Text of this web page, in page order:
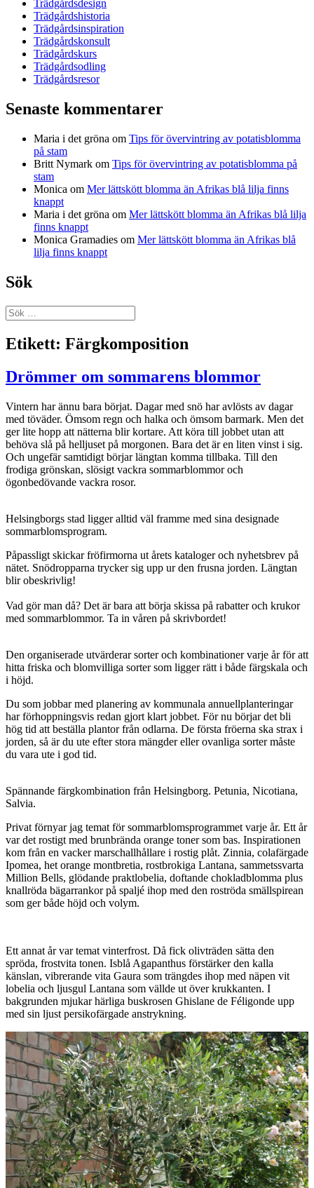
Trädgårdsdesign
Trädgårdshistoria
Trädgårdsinspiration
Trädgårdskonsult
Trädgårdskurs
Trädgårdsodling
Trädgårdsresor
Senaste kommentarer
Maria i det gröna om Tips för övervintring av potatisblomma
på stam
Britt Nymark om Tips för övervintring av potatisblomma på
stam
Monica om Mer lättskött blomma än Afrikas blå lilja finns
knappt
Maria i det gröna om Mer lättskött blomma än Afrikas blå lilja
finns knappt
Monica Gramadies om Mer lättskött blomma än Afrikas blå
lilja finns knappt
Sök
Sök
efter:
Etikett: Färgkomposition
Drömmer om sommarens blommor
Vintern har ännu bara börjat. Dagar med snö har avlösts av dagar
med töväder. Ömsom regn och halka och ömsom barmark. Men det
ger lite hopp att nätterna blir kortare. Att köra till jobbet utan att
behöva slå på helljuset på morgonen. Bara det är en liten vinst i sig.
Och ungefär samtidigt börjar längtan komma tillbaka. Till den
frodiga grönskan, slösigt vackra sommarblommor och
ögonbedövande vackra rosor.
Helsingborgs stad ligger alltid väl framme med sina designade
sommarblomsprogram.
Påpassligt skickar fröfirmorna ut årets kataloger och nyhetsbrev på
nätet. Snödropparna trycker sig upp ur den frusna jorden. Längtan
blir obeskrivlig!
Vad gör man då? Det är bara att börja skissa på rabatter och krukor
med sommarblommor. Ta in våren på skrivbordet!
Den organiserade utvärderar sorter och kombinationer varje år för att
hitta friska och blomvilliga sorter som ligger rätt i både färgskala och
i höjd.
Du som jobbar med planering av kommunala annuellplanteringar
har förhoppningsvis redan gjort klart jobbet. För nu börjar det bli
hög tid att beställa plantor från odlarna. De första fröerna ska strax i
jorden, så är du ute efter stora mängder eller ovanliga sorter måste
du vara ute i god tid.
Spännande färgkombination från Helsingborg. Petunia, Nicotiana,
Salvia.
Privat förnyar jag temat för sommarblomsprogrammet varje år. Ett år
var det rostigt med brunbrända orange toner som bas. Inspirationen
kom från en vacker marschallhållare i rostig plåt. Zinnia, colafärgade
Ipomea, het orange montbretia, rostbrokiga Lantana, sammetssvarta
Million Bells, glödande praktlobelia, doftande chokladblomma plus
knallröda bägarrankor på spaljé ihop med den roströda smällspirean
som ger både höjd och volym.
Ett annat år var temat vinterfrost. Då fick olivträden sätta den
spröda, frostvita tonen. Isblå Agapanthus förstärker den kalla
känslan, vibrerande vita Gaura som trängdes ihop med näpen vit
lobelia och ljusgul Lantana som vällde ut över krukkanten. I
bakgrunden mjukar härliga buskrosen Ghislane de Féligonde upp
med sin ljust persikofärgade anstrykning.